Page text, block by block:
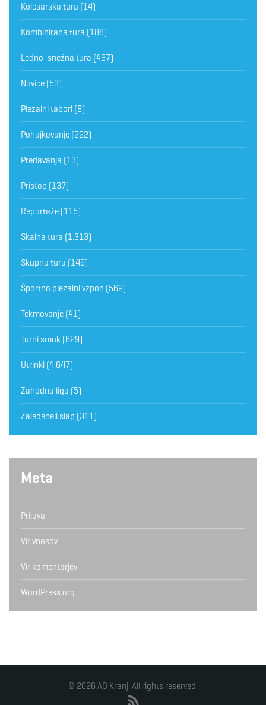
Kolesarska tura (14)
Kombinirana tura (188)
Ledno-snežna tura (437)
Novice (53)
Plezalni tabori (8)
Pohajkovanje (222)
Predavanja (13)
Pristop (137)
Reportaže (115)
Skalna tura (1.313)
Skupna tura (149)
Športno plezalni vzpon (569)
Tekmovanje (41)
Turni smuk (629)
Utrinki (4.647)
Zahodna liga (5)
Zaledeneli slap (311)
Meta
Prijava
Vir vnosov
Vir komentarjev
WordPress.org
© 2026 AO Kranj. All rights reserved.